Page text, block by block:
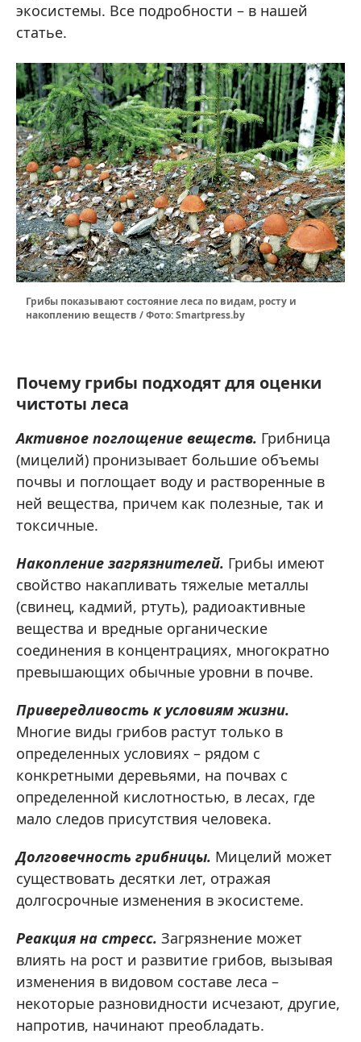
экосистемы. Все подробности – в нашей
статье.
Грибы показывают состояние леса по видам, росту и
накоплению веществ / Фото: Smartpress.by
Почему грибы подходят для оценки
чистоты леса
Активное поглощение веществ. Грибница
(мицелий) пронизывает большие объемы
почвы и поглощает воду и растворенные в
ней вещества, причем как полезные, так и
токсичные.
Накопление загрязнителей. Грибы имеют
свойство накапливать тяжелые металлы
(свинец, кадмий, ртуть), радиоактивные
вещества и вредные органические
соединения в концентрациях, многократно
превышающих обычные уровни в почве.
Привередливость к условиям жизни.
Многие виды грибов растут только в
определенных условиях – рядом с
конкретными деревьями, на почвах с
определенной кислотностью, в лесах, где
мало следов присутствия человека.
Долговечность грибницы. Мицелий может
существовать десятки лет, отражая
долгосрочные изменения в экосистеме.
Реакция на стресс. Загрязнение может
влиять на рост и развитие грибов, вызывая
изменения в видовом составе леса –
некоторые разновидности исчезают, другие,
напротив, начинают преобладать.